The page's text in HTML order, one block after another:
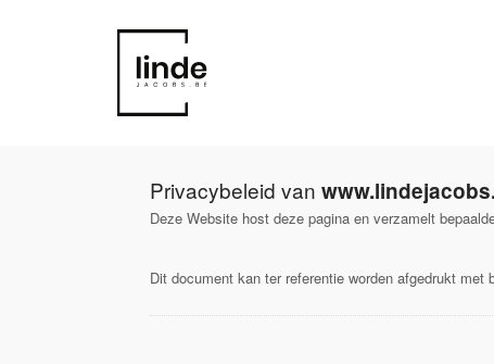
Privacybeleid van
Deze Website host deze pagina en verzamelt
Dit document kan ter referentie worden afgedrukt